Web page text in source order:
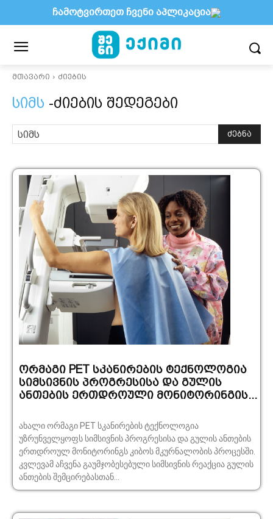
მთავარი ძიების
სიმს -ძიების შედეგები
ძებნა
ორმაგი PET სკანირების ტექნოლოგია
სიმსივნის პროგრესისა და გულის
ანთების ერთდროული მონიტორინგის...
ახალი ორმაგი PET სკანირების ტექნოლოგია
უზრუნველყოფს სიმსივნის პროგრესისა და გულის ანთების
ერთდროულ მონიტორინგს კიბოს მკურნალობის პროცესში.
კვლევამ აჩვენა გაუმჯობესებული სიმსივნის რეაქცია გულის
ანთების შემცირებასთან...
ჩამოტვირთეთ ჩვენი აპლიკაცია